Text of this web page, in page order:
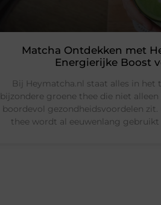
Matcha Ontdekken met
Energierijke Boost
Bij Heymatcha.nl staat alles in het
bijzondere groene thee die niet
boordevol gezondheidsvoordelen
thee wordt al eeuwenlang gebruikt